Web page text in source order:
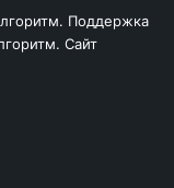
Поддержка
Сайт